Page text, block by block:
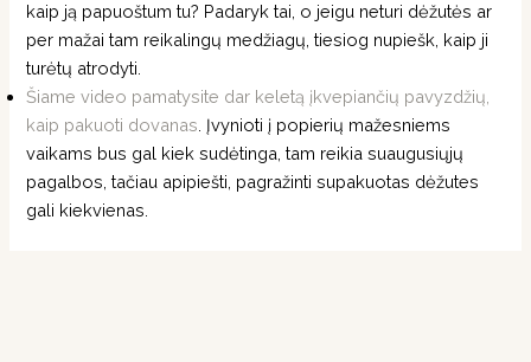
kaip ją papuoštum tu? Padaryk tai, o jeigu neturi dėžutės ar
per mažai tam reikalingų medžiagų, tiesiog nupiešk, kaip ji
turėtų atrodyti.
Šiame video pamatysite dar keletą įkvepiančių pavyzdžių,
kaip pakuoti dovanas. Įvynioti į popierių mažesniems
vaikams bus gal kiek sudėtinga, tam reikia suaugusiųjų
pagalbos, tačiau apipiešti, pagražinti supakuotas dėžutes
gali kiekvienas.